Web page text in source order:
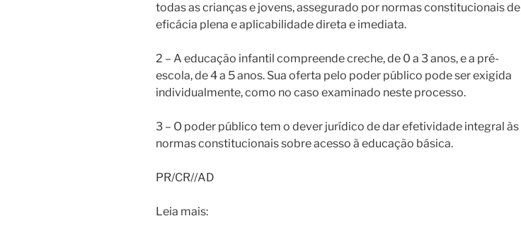
todas as crianças e jovens, assegurado por normas constitucionais de
eficácia plena e aplicabilidade direta e imediata.
2 – A educação infantil compreende creche, de 0 a 3 anos, e a pré-
escola, de 4 a 5 anos. Sua oferta pelo poder público pode ser exigida
individualmente, como no caso examinado neste processo.
3 – O poder público tem o dever jurídico de dar efetividade integral às
normas constitucionais sobre acesso à educação básica.
PR/CR//AD
Leia mais: